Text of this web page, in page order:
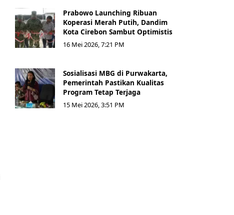
Prabowo Launching Ribuan
Koperasi Merah Putih, Dandim
Kota Cirebon Sambut Optimistis
16 Mei 2026, 7:21 PM
Sosialisasi MBG di Purwakarta,
Pemerintah Pastikan Kualitas
Program Tetap Terjaga
15 Mei 2026, 3:51 PM